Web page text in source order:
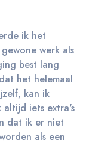
ik het
werk als
best lang
het helemaal
kan ik
iets extra's
dat ik er niet
als een